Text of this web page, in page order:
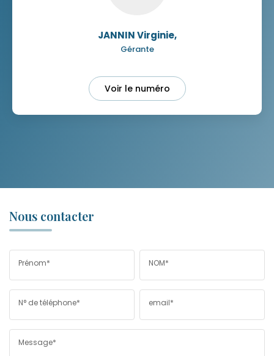
JANNIN Virginie,
Gérante
Voir le numéro
Nous contacter
Prénom* NOM*
N° de téléphone* email*
Message*